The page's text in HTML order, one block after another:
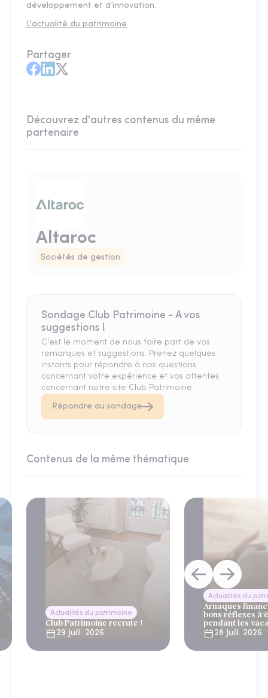
développement et d’innovation.
L'actualité du patrimoine
Partager
Découvrez d'autres contenus du même
partenaire
Altaroc
Sociétés de gestion
Sondage Club Patrimoine - A vos
suggestions !
C'est le moment de nous faire part de vos
remarques et suggestions. Prenez quelques
instants pour répondre à nos questions
concernant votre expérience et vos attentes
concernant notre site Club Patrimoine.
Répondre au sondage
Contenus de la même thématique
Actualités du patrimoine
Club Patrimoine recrute !
29 Juill. 2026
Actualités du
Arnaques
bons réflexes à
pendant les
28 Juill. 2026